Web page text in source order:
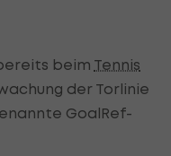
beim Tennis
der Torlinie
GoalRef-